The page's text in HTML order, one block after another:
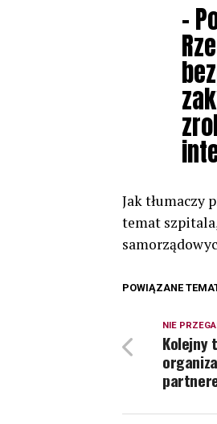
–
Jak tłumaczy
temat
POWIĄZANE
NIE
Kolejny